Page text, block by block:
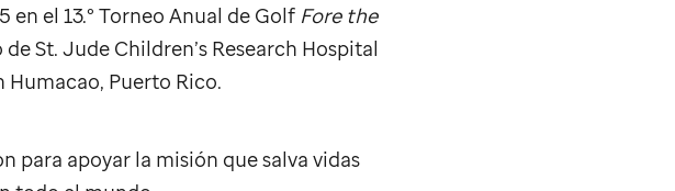
el 13.º Torneo Anual de Golf Fore the
deSt. JudeChildren’s Research Hospital
Puerto Rico.
para apoyar la misión que salva vidas